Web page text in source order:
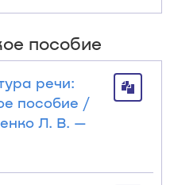
пособие
речи:
пособие /
Л. В. —